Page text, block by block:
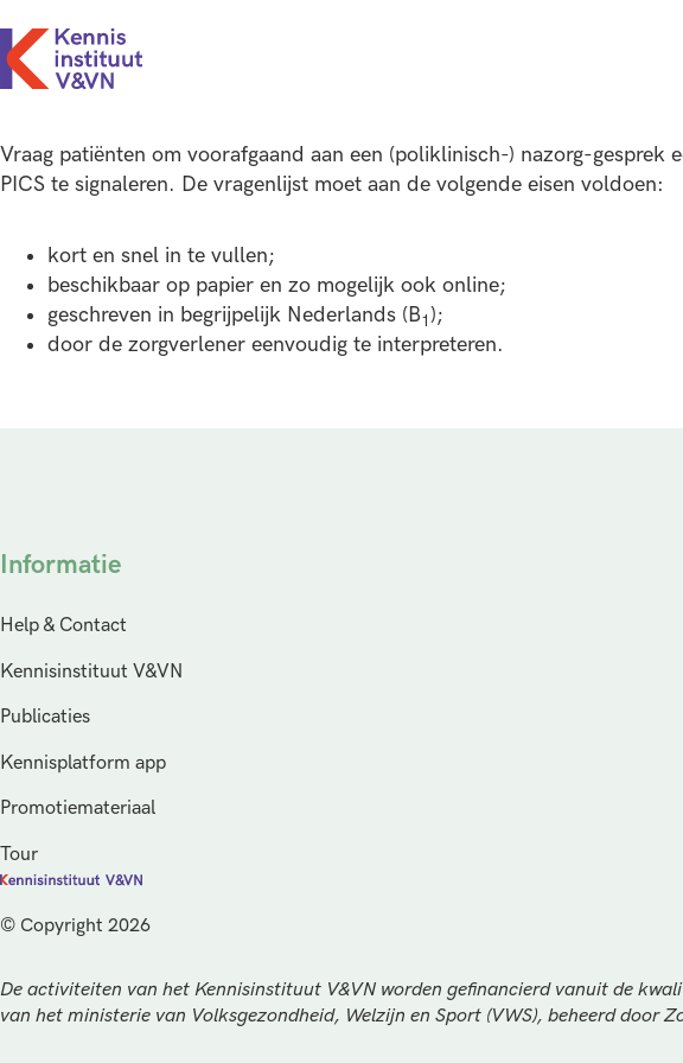
Vraag patiënten om voorafgaand aan een (poliklinisch-) nazorg-
PICS te signaleren. De vragenlijst moet aan de volgende eisen voldoen:
kort en snel in te vullen;
beschikbaar op papier en zo mogelijk ook online;
geschreven in begrijpelijk Nederlands (B1 );
door de zorgverlener eenvoudig te interpreteren.
Informatie
Help & Contact
Kennisinstituut V&VN
Publicaties
Kennisplatform app
Promotiemateriaal
Tour
© Copyright 2026
De activiteiten van het Kennisinstituut V&VN worden gefinancierd vanuit de
van het ministerie van Volksgezondheid, Welzijn en Sport (VWS), beheerd door